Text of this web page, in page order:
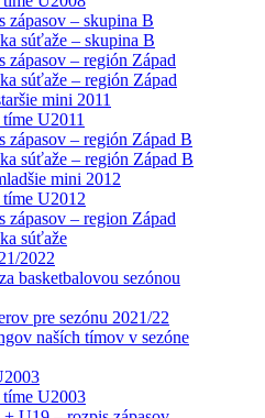
zápasov – skupina B
súťaže – skupina B
zápasov – región Západ
súťaže – región Západ
mini 2011
U2011
zápasov – región Západ B
súťaže – región Západ B
mini 2012
U2012
zápasov – region Západ
súťaže
2022
basketbalovou sezónou
pre sezónu 2021/22
naších tímov v sezóne
U2003